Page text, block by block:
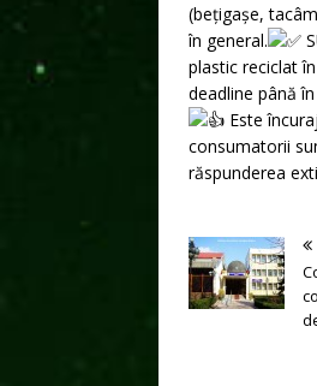
(bețigașe,
în general.
plastic reciclat
deadline până
Este
consumatorii
răspunderea